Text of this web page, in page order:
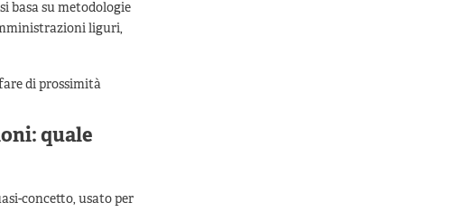
basa su metodologie
liguri,
di prossimità
quale
concetto, usato per